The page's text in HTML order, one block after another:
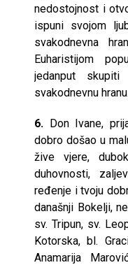
nedostojnost i
ispuni svojom
svakodnevna
Euharistijom
jedanput
svakodnevnu hranu.
6. Don Ivane,
dobro došao u
žive vjere,
duhovnosti,
ređenje i tvoju
današnji Bokelji,
sv. Tripun, sv.
Kotorska, bl.
Anamarija